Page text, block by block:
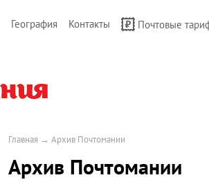
География Контакты Почтовые
Главная → Архив Почтомании
Архив Почтомании